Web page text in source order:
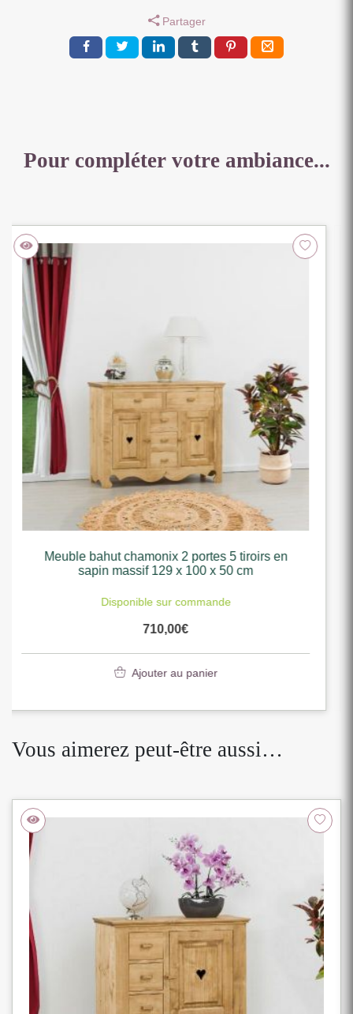
SAPIN
MASSIF
138
Partager
Pour compléter votre ambiance...
Meuble bahut chamonix 2 portes 6 tiroirs + niche
en sapin massif 140 x 85 x 50cm
Disponible sur commande
820,00
Ajouter au panier
Vous aimerez peut-être aussi…